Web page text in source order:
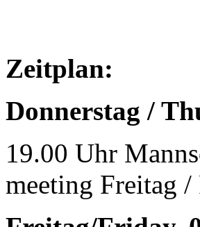
Zeitplan:
Donnerstag /
19.00 Uhr
meeting Freitag